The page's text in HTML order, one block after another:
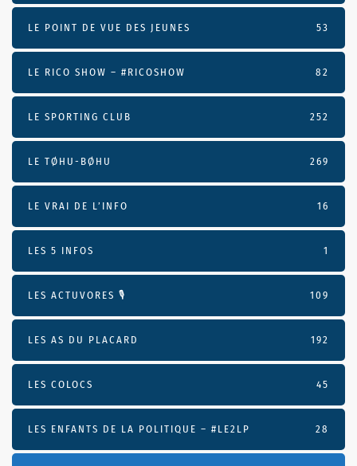
LE POINT DE VUE DES JEUNES 53
LE RICO SHOW – #RICOSHOW 82
LE SPORTING CLUB 252
LE TØHU-BØHU 269
LE VRAI DE L’INFO 16
LES 5 INFOS 1
LES ACTUVORES 🎙 109
LES AS DU PLACARD 192
LES COLOCS 45
LES ENFANTS DE LA POLITIQUE – #LE2LP 28